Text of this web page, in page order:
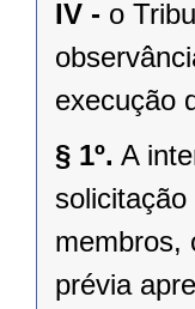
IV - o
execução
§ 1º. A
membros,
prévia